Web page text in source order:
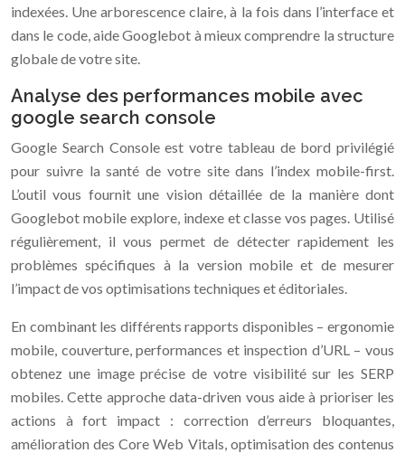
indexées. Une arborescence claire, à la fois dans l’interface et
dans le code, aide Googlebot à mieux comprendre la structure
globale de votre site.
Analyse des performances mobile avec
google search console
Google Search Console est votre tableau de bord privilégié
pour suivre la santé de votre site dans l’index mobile-first.
L’outil vous fournit une vision détaillée de la manière dont
Googlebot mobile explore, indexe et classe vos pages. Utilisé
régulièrement, il vous permet de détecter rapidement les
problèmes spécifiques à la version mobile et de mesurer
l’impact de vos optimisations techniques et éditoriales.
En combinant les différents rapports disponibles – ergonomie
mobile, couverture, performances et inspection d’URL – vous
obtenez une image précise de votre visibilité sur les SERP
mobiles. Cette approche data-driven vous aide à prioriser les
actions à fort impact : correction d’erreurs bloquantes,
amélioration des Core Web Vitals, optimisation des contenus